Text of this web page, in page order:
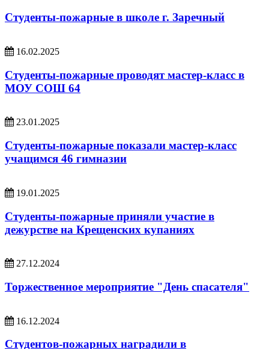
Студенты-пожарные в школе г. Заречный
16.02.2025
Студенты-пожарные проводят мастер-класс в
МОУ СОШ 64
23.01.2025
Студенты-пожарные показали мастер-класс
учащимся 46 гимназии
19.01.2025
Студенты-пожарные приняли участие в
дежурстве на Крещенских купаниях
27.12.2024
Торжественное мероприятие "День спасателя"
16.12.2024
Студентов-пожарных наградили в